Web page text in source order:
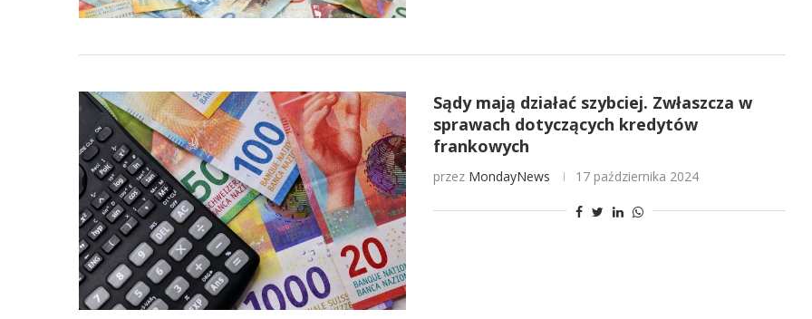
Sądy mają działać szybciej. Zwłaszcza w
sprawach dotyczących kredytów
frankowych
przez MondayNews 17 października 2024